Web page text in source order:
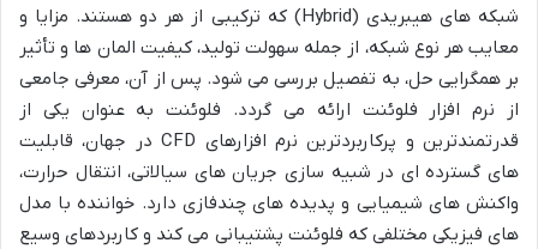
شبکه های هیبریدی (Hybrid) که ترکیبی از هر دو هستند. مزایا و
معایب هر نوع شبکه، از جمله سهولت تولید، کیفیت المان ها و تأثیر
بر همگرایی حل، به تفصیل بررسی می شود. پس از آن، معرفی جامعی
از نرم افزار فلوئنت ارائه می گردد. فلوئنت به عنوان یکی از
قدرتمندترین و پرکاربردترین نرم افزارهای CFD در جهان، قابلیت
های گسترده ای در شبیه سازی جریان های سیالاتی، انتقال حرارت،
واکنش های شیمیایی و پدیده های چندفازی دارد. خواننده با مدل
های فیزیکی مختلفی که فلوئنت پشتیبانی می کند و کاربردهای وسیع